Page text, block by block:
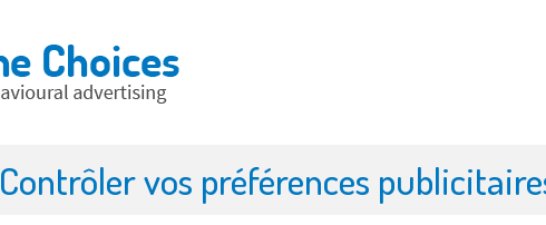
Contrôler vos préférences